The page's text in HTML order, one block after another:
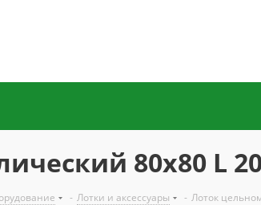
80х80 L
- Лотки и аксессуары - Лоток